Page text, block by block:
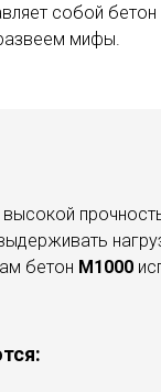
собой
мифы.
высокой
бетон М1000